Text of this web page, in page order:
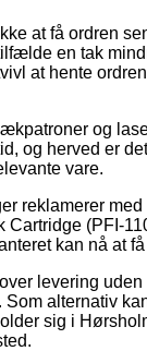
at få ordren
en tak
at hente
og
og herved er
vare.
reklamerer
Cartridge (PFI-
kan nå at
levering
alternativ
sig i